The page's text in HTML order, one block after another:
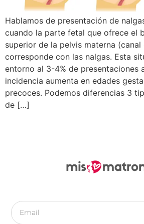
Hablamos de presentación de
cuando la parte fetal que ofrece el
superior de la pelvis materna
corresponde con las nalgas. Esta
entorno al 3-4% de presentaciones
incidencia aumenta en edades
precoces. Podemos diferencias 3
de […]